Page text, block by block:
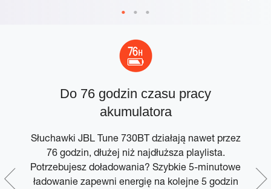
Do 76 godzin czasu pracy
akumulatora
Słuchawki JBL Tune 730BT działają nawet przez
76 godzin, dłużej niż najdłuższa playlista.
Potrzebujesz doładowania? Szybkie 5-minutowe
ładowanie zapewni energię na kolejne 5 godzin